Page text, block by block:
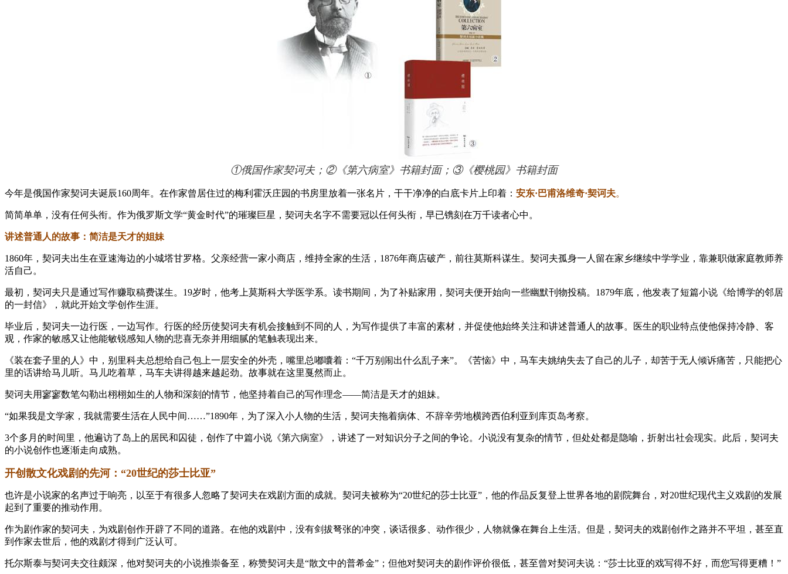
①俄国作家契诃夫；②《第六病室》书籍封面；③《樱桃园》书籍封面
今年是俄国作家契诃夫诞辰160周年。在作家曾居住过的梅利霍沃庄园的书房里放着一张名片，干干净净的白底卡片上印着： 安东·巴甫洛维奇·契诃夫。
简简单单，没有任何头衔。作为俄罗斯文学“黄金时代”的璀璨巨星，契诃夫名字不需要冠以任何头衔，早已镌刻在万千读者心中。
讲述普通人的故事： 简洁是天才的姐妹
1860年，契诃夫出生在亚速海边的小城塔甘罗格。父亲经营一家小商店，维持全家的生活，1876年商店破产，前往莫斯科谋生。契诃夫孤身一人留在家乡继续中学学业，靠兼职做家庭教师养
活自己。
最初，契诃夫只是通过写作赚取稿费谋生。19岁时，他考上莫斯科大学医学系。读书期间，为了补贴家用，契诃夫便开始向一些幽默刊物投稿。1879年底，他发表了短篇小说《给博学的邻居
的一封信》，就此开始文学创作生涯。
毕业后，契诃夫一边行医，一边写作。行医的经历使契诃夫有机会接触到不同的人，为写作提供了丰富的素材，并促使他始终关注和讲述普通人的故事。医生的职业特点使他保持冷静、客
观，作家的敏感又让他能敏锐感知人物的悲喜无奈并用细腻的笔触表现出来。
《装在套子里的人》中，别里科夫总想给自己包上一层安全的外壳，嘴里总嘟囔着：“千万别闹出什么乱子来”。《苦恼》中，马车夫姚纳失去了自己的儿子，却苦于无人倾诉痛苦，只能把心
里的话讲给马儿听。马儿吃着草，马车夫讲得越来越起劲。故事就在这里戛然而止。
契诃夫用寥寥数笔勾勒出栩栩如生的人物和深刻的情节，他坚持着自己的写作理念——简洁是天才的姐妹。
“如果我是文学家，我就需要生活在人民中间……”1890年，为了深入小人物的生活，契诃夫拖着病体、不辞辛劳地横跨西伯利亚到库页岛考察。
3个多月的时间里，他遍访了岛上的居民和囚徒，创作了中篇小说《第六病室》，讲述了一对知识分子之间的争论。小说没有复杂的情节，但处处都是隐喻，折射出社会现实。此后，契诃夫
的小说创作也逐渐走向成熟。
开创散文化戏剧的先河：“20世纪的莎士比亚”
也许是小说家的名声过于响亮，以至于有很多人忽略了契诃夫在戏剧方面的成就。契诃夫被称为“20世纪的莎士比亚”，他的作品反复登上世界各地的剧院舞台，对20世纪现代主义戏剧的发展
起到了重要的推动作用。
作为剧作家的契诃夫，为戏剧创作开辟了不同的道路。在他的戏剧中，没有剑拔弩张的冲突，谈话很多、动作很少，人物就像在舞台上生活。但是，契诃夫的戏剧创作之路并不平坦，甚至直
到作家去世后，他的戏剧才得到广泛认可。
托尔斯泰与契诃夫交往颇深，他对契诃夫的小说推崇备至，称赞契诃夫是“散文中的普希金”；但他对契诃夫的剧作评价很低，甚至曾对契诃夫说：“莎士比亚的戏写得不好，而您写得更糟！”